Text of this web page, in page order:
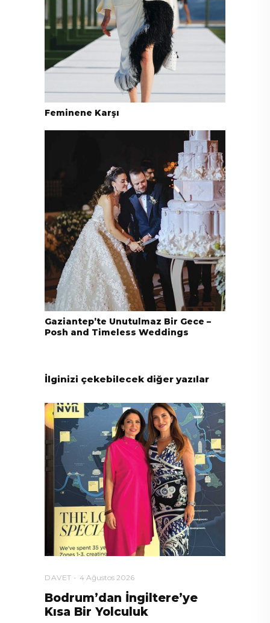
Feminene Karşı
Gaziantep’te Unutulmaz Bir Gece –
Posh and Timeless Weddings
İlginizi çekebilecek diğer yazılar
DAVET 4 Ağustos 2026
Bodrum’dan İngiltere’ye
Kısa Bir Yolculuk